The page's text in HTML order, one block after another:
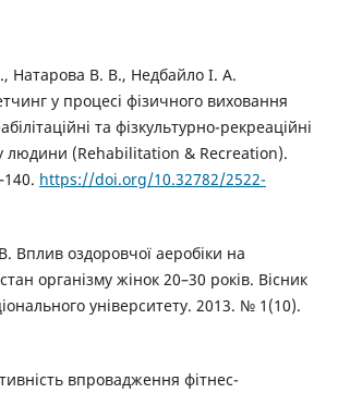
Натарова В. В., Недбайло І. А.
у процесі фізичного виховання
та фізкультурно-рекреаційні
людини (Rehabilitation & Recreation).
https://doi.org/10.32782/2522-
Вплив оздоровчої аеробіки на
організму жінок 20–30 років. Вісник
університету. 2013. № 1(10).
впровадження фітнес-